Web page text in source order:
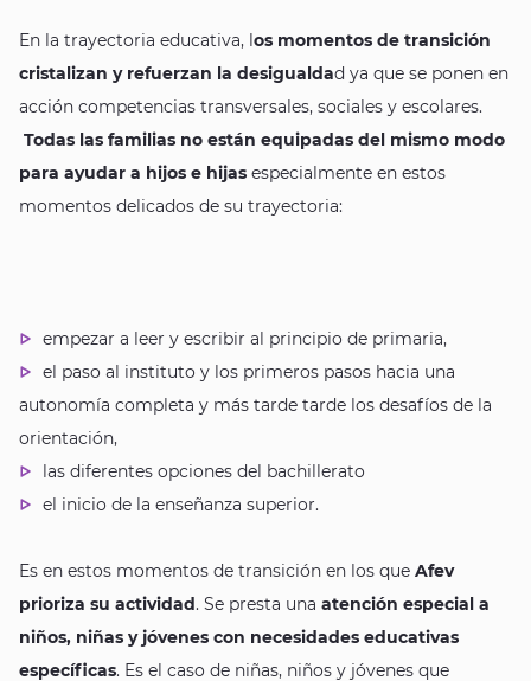
En la trayectoria educativa, los momentos de transición
cristalizan y refuerzan la desigualdad ya que se ponen en
acción competencias transversales, sociales y escolares.
Todas las familias no están equipadas del mismo modo
para ayudar a hijos e hijas especialmente en estos
momentos delicados de su trayectoria:
empezar a leer y escribir al principio de primaria,
el paso al instituto y los primeros pasos hacia una
autonomía completa y más tarde tarde los desafíos de la
orientación,
las diferentes opciones del bachillerato
el inicio de la enseñanza superior.
Es en estos momentos de transición en los que Afev
prioriza su actividad. Se presta una atención especial a
niños, niñas y jóvenes con necesidades educativas
específicas. Es el caso de niñas, niños y jóvenes que